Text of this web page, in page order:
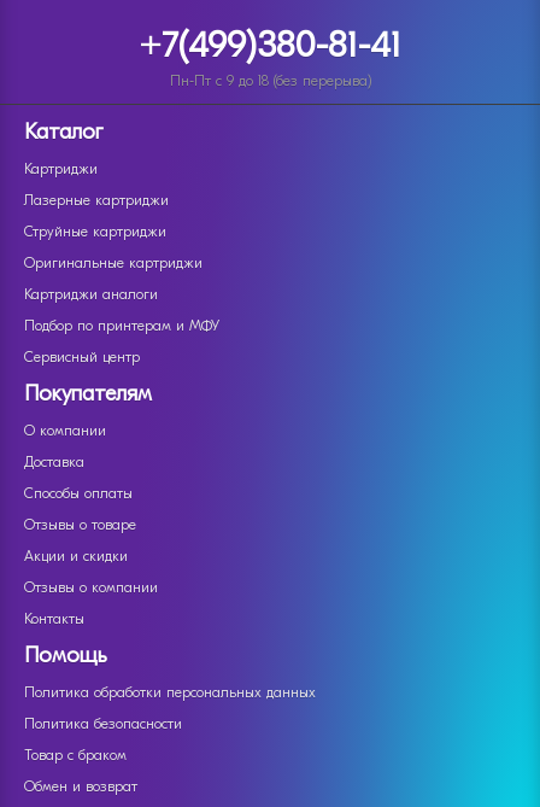
+7(499)380-81-41
Пн-Пт с 9 до 18 (без перерыва)
Каталог
Картриджи
Лазерные картриджи
Струйные картриджи
Оригинальные картриджи
Картриджи аналоги
Подбор по принтерам и МФУ
Сервисный центр
Покупателям
О компании
Доставка
Способы оплаты
Отзывы о товаре
Акции и скидки
Отзывы о компании
Контакты
Помощь
Политика обработки персональных данных
Политика безопасности
Товар с браком
Обмен и возврат